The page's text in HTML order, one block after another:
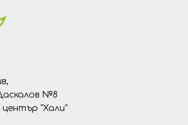
№8
център "Хали"